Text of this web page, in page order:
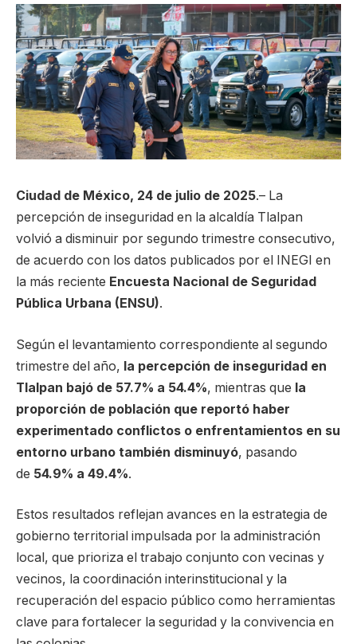
Ciudad de México, 24 de julio de 2025.– La
percepción de inseguridad en la alcaldía Tlalpan
volvió a disminuir por segundo trimestre consecutivo,
de acuerdo con los datos publicados por el INEGI en
la más reciente Encuesta Nacional de Seguridad
Pública Urbana (ENSU).
Según el levantamiento correspondiente al segundo
trimestre del año, la percepción de inseguridad en
Tlalpan bajó de 57.7% a 54.4%, mientras que la
proporción de población que reportó haber
experimentado conflictos o enfrentamientos en su
entorno urbano también disminuyó, pasando
de 54.9% a 49.4%.
Estos resultados reflejan avances en la estrategia de
gobierno territorial impulsada por la administración
local, que prioriza el trabajo conjunto con vecinas y
vecinos, la coordinación interinstitucional y la
recuperación del espacio público como herramientas
clave para fortalecer la seguridad y la convivencia en